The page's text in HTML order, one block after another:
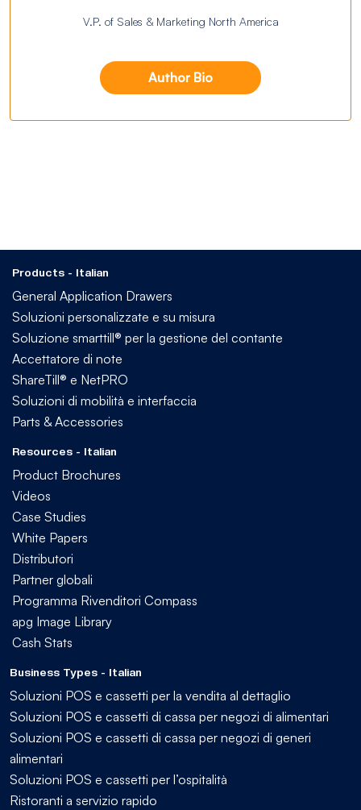
V.P. of Sales & Marketing North America
Author Bio
Products - Italian
General Application Drawers
Soluzioni personalizzate e su misura
Soluzione smarttill® per la gestione del contante
Accettatore di note
ShareTill® e NetPRO
Soluzioni di mobilità e interfaccia
Parts & Accessories
Resources - Italian
Product Brochures
Videos
Case Studies
White Papers
Distributori
Partner globali
Programma Rivenditori Compass
apg Image Library
Cash Stats
Business Types - Italian
Soluzioni POS e cassetti per la vendita al dettaglio
Soluzioni POS e cassetti di cassa per negozi di alimentari
Soluzioni POS e cassetti di cassa per negozi di generi
alimentari
Soluzioni POS e cassetti per l’ospitalità
Ristoranti a servizio rapido